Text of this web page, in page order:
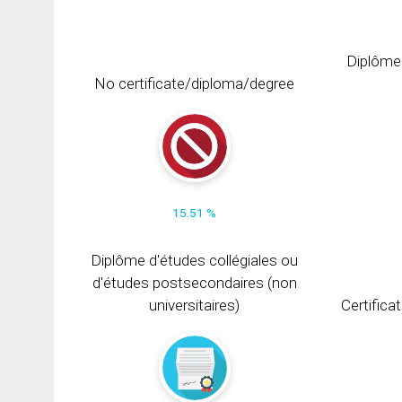
No certificate/diploma/degree
15.51 %
Diplôme d'études collégiales ou
d'études postsecondaires (non
universitaires)